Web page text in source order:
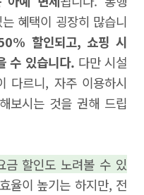
혜택이 굉장히 많습니
할인되고, 쇼핑 시
수 있습니다. 다만 시설
다르니, 자주 이용하시
보시는 것을 권해 드립
금 할인도 노려볼 수 있
율이 높기는 하지만, 전